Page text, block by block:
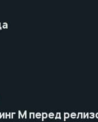
M перед